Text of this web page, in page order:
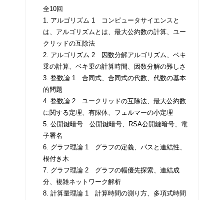
全10回
1. アルゴリズム 1 コンピュータサイエンスと
は、アルゴリズムとは、最大公約数の計算、ユー
クリッドの互除法
2. アルゴリズム 2 因数分解アルゴリズム、ベキ
乗の計算、ベキ乗の計算時間、因数分解の難しさ
3. 整数論 1 合同式、合同式の代数、代数の基本
的問題
4. 整数論 2 ユークリッドの互除法、最大公約数
に関する定理、有限体、フェルマーの小定理
5. 公開鍵暗号 公開鍵暗号、RSA公開鍵暗号、電
子署名
6. グラフ理論 1 グラフの定義、パスと連結性、
根付き木
7. グラフ理論 2 グラフの幅優先探索、連結成
分、複雑ネットワーク解析
8. 計算量理論 1 計算時間の測り方、多項式時間